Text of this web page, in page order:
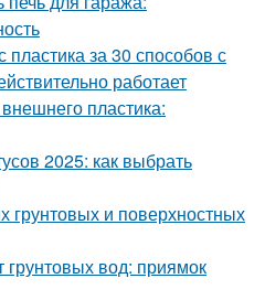
пластика за 30 способов с
работает
пластика:
2025: как выбрать
грунтовых и поверхностных
грунтовых вод: приямок